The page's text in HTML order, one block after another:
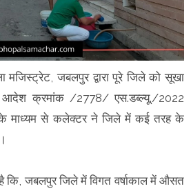
जबलपुर द्वारा पूरे जिले को सूखा
आदेश क्रमांक /2778/ एस.डब्ल्यू./2022
माध्यम से कलेक्टर ने जिले में कई तरह के
जबलपुर जिले में विगत वर्षाकाल में औसत